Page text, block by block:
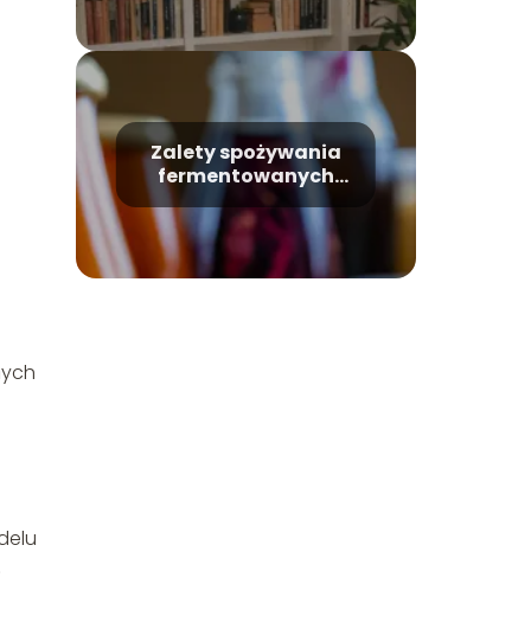
Zalety spożywania
fermentowanych
produktów